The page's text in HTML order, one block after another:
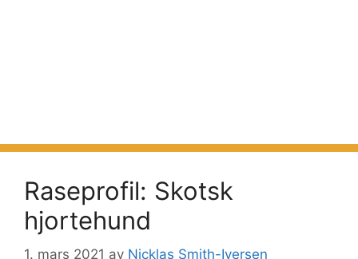
Raseprofil: Skotsk
hjortehund
1. mars 2021 av Nicklas Smith-Iversen